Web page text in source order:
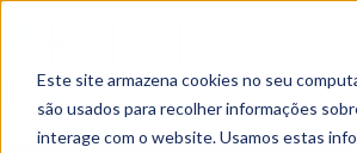
Este site armazena cookies no seu
são usados para recolher informações
interage com o website. Usamos estas